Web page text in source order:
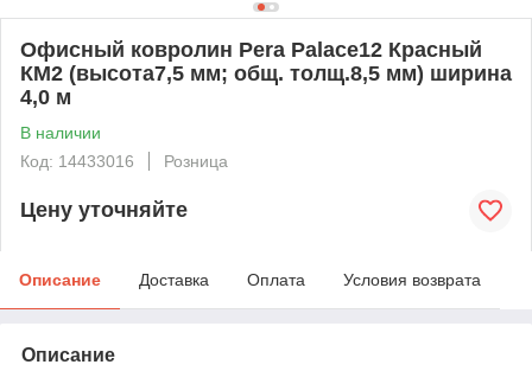
Офисный ковролин Pera Palace12 Красный
КМ2 (высота7,5 мм; общ. толщ.8,5 мм) ширина
4,0 м
В наличии
Код: 14433016
Розница
Цену уточняйте
Описание Доставка Оплата Условия возврата
Описание